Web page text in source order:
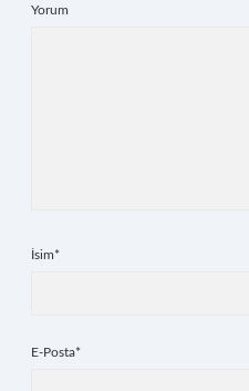
Yorum
İsim*
E-Posta*